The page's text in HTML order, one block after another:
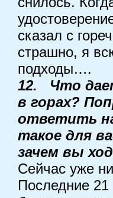
сказал с
страшно, я
подходы….
12. Что
в горах?
ответить
такое для
зачем вы
Сейчас уже
Последние